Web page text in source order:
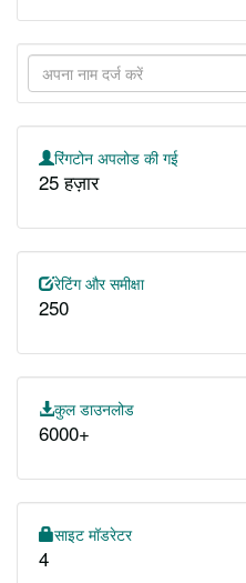
रिंगटोन अपलोड की गई
25 हज़ार
रेटिंग और समीक्षा
250
कुल डाउनलोड
6000+
साइट मॉडरेटर
4